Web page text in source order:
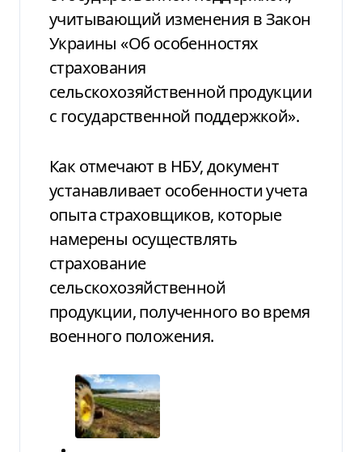
учитывающий изменения в Закон
Украины «Об особенностях
страхования
сельскохозяйственной продукции
с государственной поддержкой».
Как отмечают в НБУ, документ
устанавливает особенности учета
опыта страховщиков, которые
намерены осуществлять
страхование
сельскохозяйственной
продукции, полученного во время
военного положения.